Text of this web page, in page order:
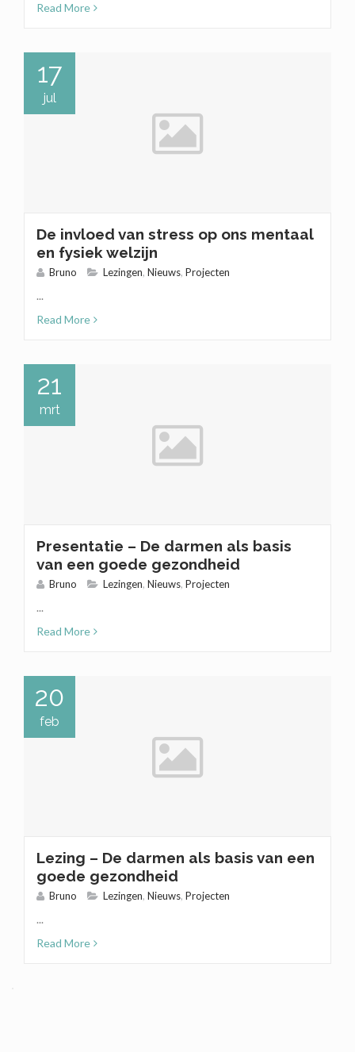
Read More
17
jul
De invloed van stress op ons mentaal
en fysiek welzijn
Bruno Lezingen, Nieuws, Projecten
...
Read More
21
mrt
Presentatie – De darmen als basis
van een goede gezondheid
Bruno Lezingen, Nieuws, Projecten
...
Read More
20
feb
Lezing – De darmen als basis van een
goede gezondheid
Bruno Lezingen, Nieuws, Projecten
...
Read More